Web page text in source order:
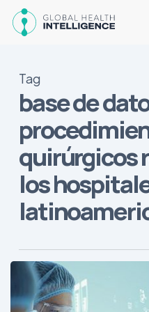
Tag
base de
quirúrgicos
los
Un
vistazo
de